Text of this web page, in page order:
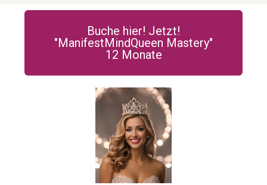
Buche hier! Jetzt!
"ManifestMindQueen Mastery"
12 Monate